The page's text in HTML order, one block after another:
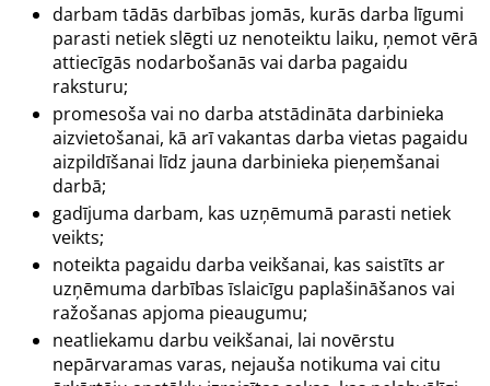
darbam tādās darbības jomās, kurās darba līgumi
parasti netiek slēgti uz nenoteiktu laiku, ņemot vērā
attiecīgās nodarbošanās vai darba pagaidu
raksturu;
promesoša vai no darba atstādināta darbinieka
aizvietošanai, kā arī vakantas darba vietas pagaidu
aizpildīšanai līdz jauna darbinieka pieņemšanai
darbā;
gadījuma darbam, kas uzņēmumā parasti netiek
veikts;
noteikta pagaidu darba veikšanai, kas saistīts ar
uzņēmuma darbības īslaicīgu paplašināšanos vai
ražošanas apjoma pieaugumu;
neatliekamu darbu veikšanai, lai novērstu
nepārvaramas varas, nejauša notikuma vai citu